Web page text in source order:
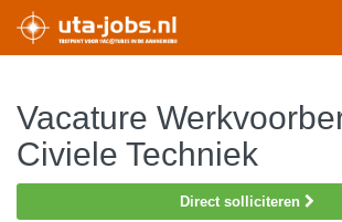
Vacature
Civiele Techniek
Direct solliciteren